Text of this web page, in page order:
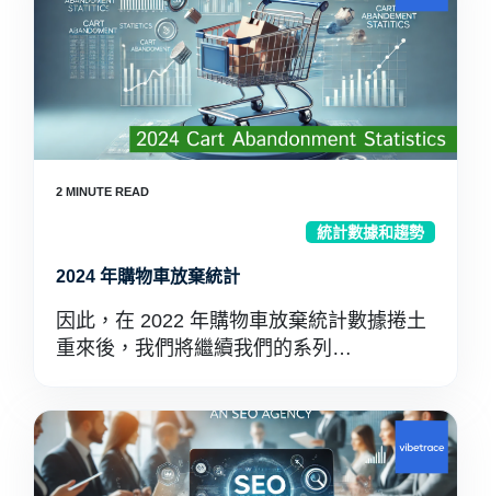
統計數據和趨勢
2024 年購物車放棄統計
因此，在 2022 年購物車放棄統計數據捲土
重來後，我們將繼續我們的系列…